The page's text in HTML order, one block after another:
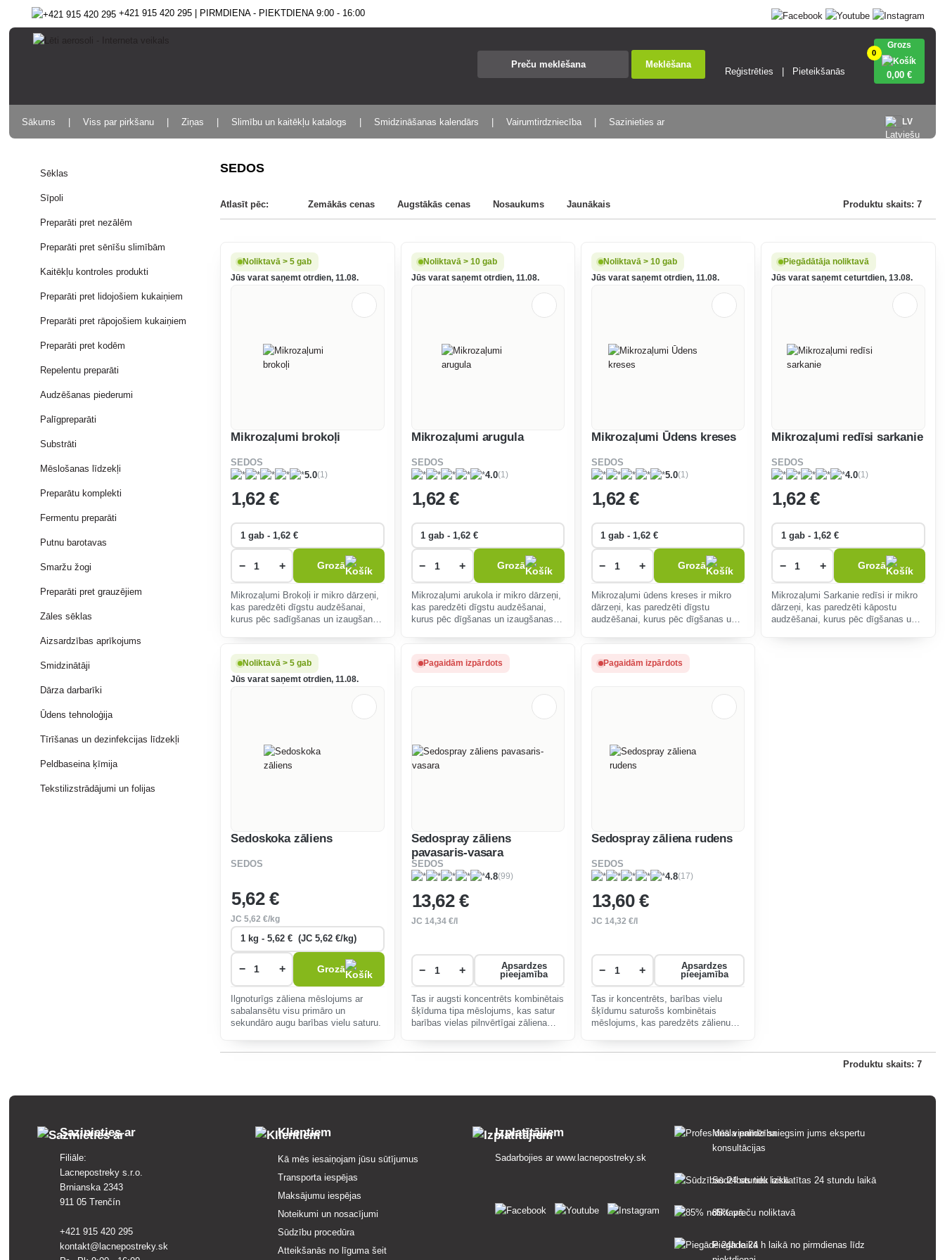
+421 915 420 295 | PIRMDIENA - PIEKTDIENA 9:00 - 16:00
Meklēšana
Reģistrēties Pieteikšanās
0
Grozs
0,00 €
LV
Sākums Viss par pirkšanu Ziņas Slimību un kaitēkļu katalogs Smidzināšanas kalendārs Vairumtirdzniecība Sazinieties ar
Sēklas
Sīpoli
Preparāti pret nezālēm
Preparāti pret sēnīšu slimībām
Kaitēkļu kontroles produkti
Preparāti pret lidojošiem kukaiņiem
Preparāti pret rāpojošiem kukaiņiem
Preparāti pret kodēm
Repelentu preparāti
Audzēšanas piederumi
Palīgpreparāti
Substrāti
Mēslošanas līdzekļi
Preparātu komplekti
Fermentu preparāti
Putnu barotavas
Smaržu žogi
Preparāti pret grauzējiem
Zāles sēklas
Aizsardzības aprīkojums
Smidzinātāji
Dārza darbarīki
Ūdens tehnoloģija
Tīrīšanas un dezinfekcijas līdzekļi
Peldbaseina ķīmija
Tekstilizstrādājumi un folijas
SEDOS
Atlasīt pēc: Zemākās cenas Augstākās cenas Nosaukums Jaunākais Produktu skaits: 7
Noliktavā > 5 gab
Jūs varat saņemt otrdien, 11.08.
Mikrozaļumi brokoļi
SEDOS
5.0(1)
1,62 €
− + Grozā
Mikrozaļumi Brokoļi ir mikro dārzeņi,
kas paredzēti dīgstu audzēšanai,
kurus pēc sadīgšanas un izaugšanas
vai gaļas.
Noliktavā > 10 gab
Jūs varat saņemt otrdien, 11.08.
Mikrozaļumi arugula
SEDOS
4.0(1)
1,62 €
− + Grozā
Mikrozaļumi arukola ir mikro dārzeņi,
kas paredzēti dīgstu audzēšanai,
kurus pēc dīgšanas un izaugšanas
Noliktavā > 10 gab
Jūs varat saņemt otrdien, 11.08.
Mikrozaļumi Ūdens kreses
SEDOS
5.0(1)
1,62 €
− + Grozā
Mikrozaļumi ūdens kreses ir mikro
dārzeņi, kas paredzēti dīgstu
audzēšanai, kurus pēc dīgšanas un
Piegādātāja noliktavā
Jūs varat saņemt ceturtdien, 13.08.
Mikrozaļumi redīsi sarkanie
SEDOS
4.0(1)
1,62 €
− + Grozā
Mikrozaļumi Sarkanie redīsi ir mikro
dārzeņi, kas paredzēti kāpostu
audzēšanai, kurus pēc dīgšanas un
Noliktavā > 5 gab
Jūs varat saņemt otrdien, 11.08.
Sedoskoka zāliens
SEDOS
5,62 €
JC5,62 €/kg
− + Grozā
Ilgnoturīgs zāliena mēslojums ar
sabalansētu visu primāro un
sekundāro augu barības vielu saturu.
Pagaidām izpārdots
Sedospray zāliens
pavasaris-vasara
SEDOS
4.8(99)
13,62 €
JC 14,34 €/l
− +
Apsardzes
pieejamība
Tas ir augsti koncentrēts kombinētais
šķīduma tipa mēslojums, kas satur
barības vielas pilnvērtīgai zāliena
Pagaidām izpārdots
Sedospray zāliena rudens
SEDOS
4.8(17)
13,60 €
JC 14,32 €/l
− +
Apsardzes
pieejamība
Tas ir koncentrēts, barības vielu
šķīdumu saturošs kombinētais
mēslojums, kas paredzēts zālienu
Produktu skaits: 7
Sazinieties ar
Filiāle:
Lacnepostreky s.r.o.
Brnianska 2343
911 05 Trenčín
+421 915 420 295
kontakt@lacnepostreky.sk
Klientiem
Kā mēs iesaiņojam jūsu sūtījumus
Transporta iespējas
Maksājumu iespējas
Noteikumi un nosacījumi
Sūdzību procedūra
Atteikšanās no līguma šeit
Izplatītājiem
Sadarbojies arwww.lacnepostreky.sk
Mēs vienmēr sniegsim jums ekspertu
konsultācijas
Sūdzības tiek izskatītas 24 stundu laikā
85% preču noliktavā
Piegāde 24 h laikā no pirmdienas līdz